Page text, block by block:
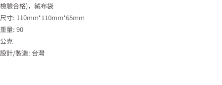
檢驗合格)，絨布袋
尺寸: 110mm*110mm*65mm
重量: 90
公克
設計/製造: 台灣